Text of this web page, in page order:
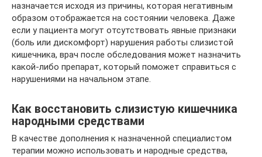
назначается исходя из причины, которая негативным
образом отображается на состоянии человека. Даже
если у пациента могут отсутствовать явные признаки
(боль или дискомфорт) нарушения работы слизистой
кишечника, врач после обследования может назначить
какой-либо препарат, который поможет справиться с
нарушениями на начальном этапе.
Как восстановить слизистую кишечника
народными средствами
В качестве дополнения к назначенной специалистом
терапии можно использовать и народные средства,